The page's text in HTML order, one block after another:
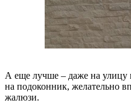
А еще лучше – даже на улицу
на подоконник, желательно
жалюзи.